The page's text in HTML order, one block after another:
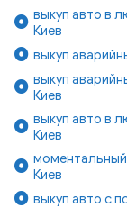
выкуп авто в
Киев
выкуп
выкуп
Киев
выкуп авто в
Киев
моментальный
Киев
выкуп авто с